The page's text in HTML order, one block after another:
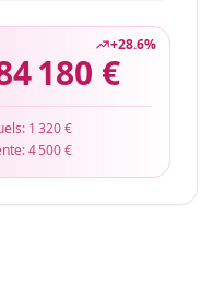
+28.6%
180 €
1 320 €
4 500 €